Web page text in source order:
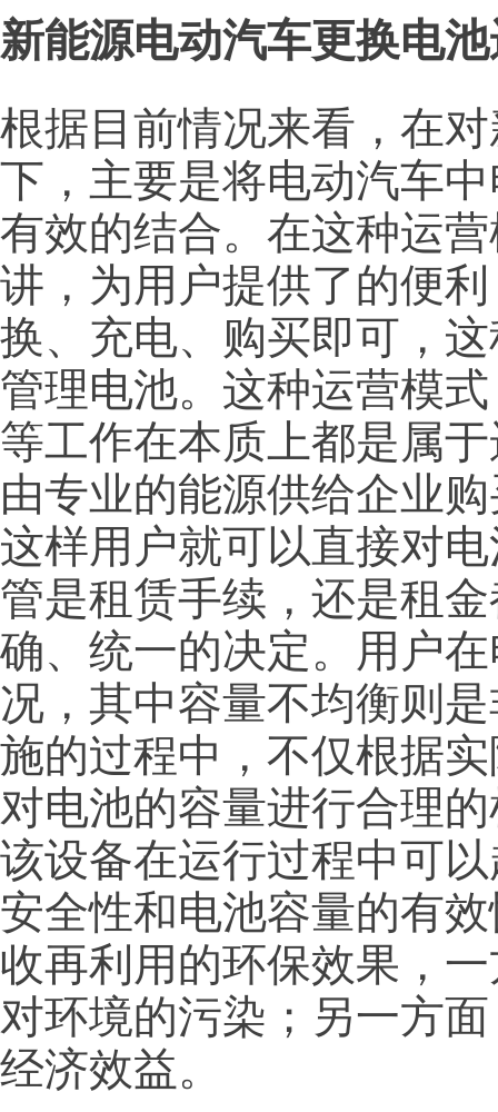
新能源电动汽车更换电
根据目前情况来看，在
下，主要是将电动汽车
有效的结合。在这种运
讲，为用户提供了的便
换、充电、购买即可，
管理电池。这种运营模
等工作在本质上都是属
由专业的能源供给企业
这样用户就可以直接对
管是租赁手续，还是租
确、统一的决定。用户
况，其中容量不均衡则
施的过程中，不仅根据
对电池的容量进行合理
该设备在运行过程中可
安全性和电池容量的有
收再利用的环保效果，
对环境的污染；另一方
经济效益。